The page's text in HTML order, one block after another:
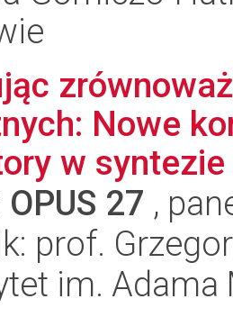
Nowe
w
OPUS 27 ,
prof.
im.